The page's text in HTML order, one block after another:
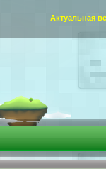
Актуальная